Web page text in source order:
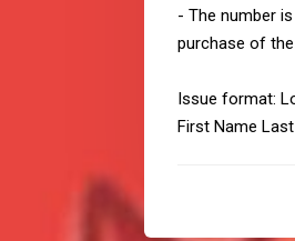
- The number
purchase of
Issue format:
First Name